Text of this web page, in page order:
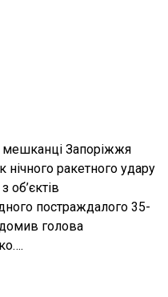
мешканці Запоріжжя
нічного ракетного удару
постраждалого 35-
голова